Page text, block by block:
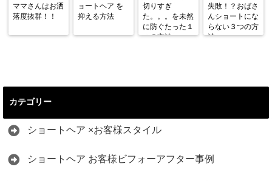
ママさんはお洒
落度抜群！！
ョートヘア を
抑える方法
切りすぎ
た。。。を未然
に防ぐたった１
つの方法
失敗！？おばさ
んショートにな
らない３つの方
法
カテゴリー
ショートヘア ×お客様スタイル
ショートヘア お客様ビフォーアフター事例